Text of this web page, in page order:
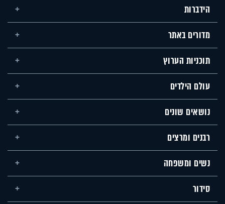
הידברות
מדורים באתר
תוכניות הערוץ
עולם הילדים
נושאים שונים
רבנים ומרצים
נשים ומשפחה
סידור